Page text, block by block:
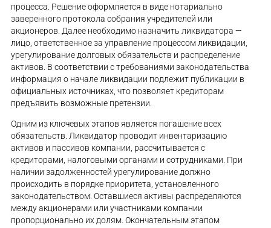
процесса. Решение оформляется в виде нотариально
заверенного протокола собрания учредителей или
акционеров. Далее необходимо назначить ликвидатора —
лицо, ответственное за управление процессом ликвидации,
урегулирование долговых обязательств и распределение
активов. В соответствии с требованиями законодательства
информация о начале ликвидации подлежит публикации в
официальных источниках, что позволяет кредиторам
предъявить возможные претензии.
Одним из ключевых этапов является погашение всех
обязательств. Ликвидатор проводит инвентаризацию
активов и пассивов компании, рассчитывается с
кредиторами, налоговыми органами и сотрудниками. При
наличии задолженностей урегулирование должно
происходить в порядке приоритета, установленного
законодательством. Оставшиеся активы распределяются
между акционерами или участниками компании
пропорционально их долям. Окончательным этапом